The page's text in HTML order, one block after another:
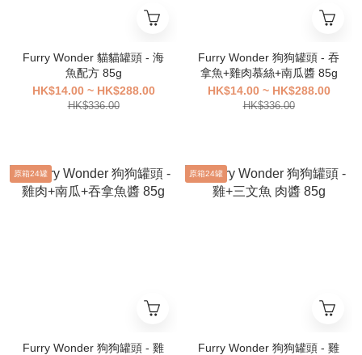
Furry Wonder 貓貓罐頭 - 海
魚配方 85g
HK$14.00 ~ HK$288.00
HK$336.00
Furry Wonder 狗狗罐頭 - 吞
拿魚+雞肉慕絲+南瓜醬 85g
HK$14.00 ~ HK$288.00
HK$336.00
原箱24罐
Furry Wonder 狗狗罐頭 - 雞
原箱24罐
Furry Wonder 狗狗罐頭 - 雞